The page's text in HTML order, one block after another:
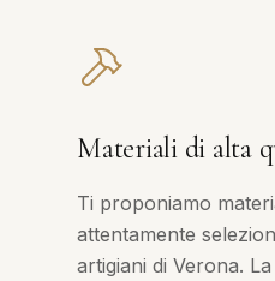
Materiali di alta
Ti proponiamo
attentamente
artigiani di Verona.